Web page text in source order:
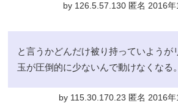
by 126.5.57.130 匿名 2016
と言うかどんだけ被り持っていようが
玉が圧倒的に少ないんで動けなくなる。
by 115.30.170.23 匿名 2016